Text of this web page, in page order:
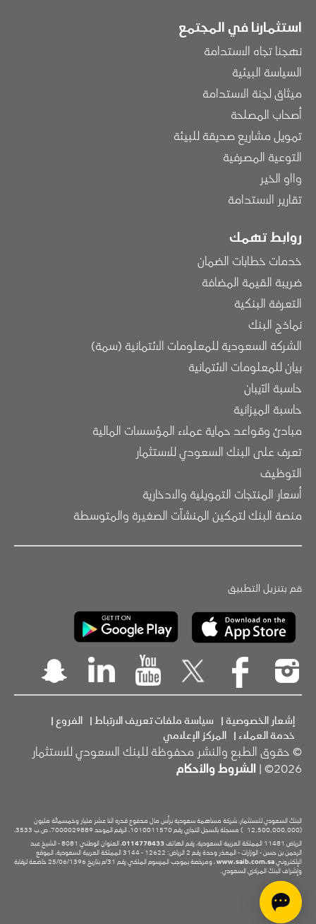
استثمارنا في المجتمع
نهجنا تجاه الاستدامة
السياسة البيئية
ميثاق لجنة الاستدامة
أصحاب المصلحة
تمويل مشاريع صديقة للبيئة
التوعية المصرفية
وااو الخير
تقارير الاستدامة
روابط تهمك
خدمات خطابات الضمان
ضريبة القيمة المضافة
التعرفة البنكية
نماذج البنك
الشركة السعودية للمعلومات الائتمانية (سمة)
بيان للمعلومات الائتمانية
حاسبة الآيبان
حاسبة الميزانية
مبادئ وقواعد حماية عملاء المؤسسات المالية
تعرف على البنك السعودي للاستثمار
التوظيف
أسعار المنتجات التمويلية والادخارية
منصة البنك لتمكين المنشآت الصغيرة والمتوسطة
قم بتنزيل التطبيق
إشعار الخصوصية| سياسة ملفات تعريف الارتباط| الفروع |
خدمة العملاء| المركز الإعلامي
© حقوق الطبع والنشر محفوظة للبنك السعودي للاستثمار
2026© |
الشروط والأحكام
البنك السعودي للاستثمار، شركة مساهمة سعودية برأس مال مدفوع قدره اثنا عشر مليار وخمسمائة مليون
(12,500,000,000
) مسجلة بالسجل التجاري رقم 1010011570، الرقم الموحد 7000029889، ص.ب 3533،
الرياض 11481 المملكة العربية السعودية، رقم الهاتف
0114778433
، العنوان الوطني 8081 - الشيخ عبد
الرحمن بن حسن - الوزارات - المعذر وحدة رقم 2 الرياض: 12622 - 3144 المملكة العربية السعودية، الموقع
الإلكترونيwww.saib.com.sa
، ومرخصة بموجب المرسوم الملكي رقم 31/م بتاريخ 25/06/1396 خاضعة لرقابة
وإشراف البنك المركزي السعودي.